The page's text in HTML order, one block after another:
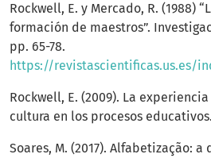
Rockwell, E. y Mercado, R. (1988)
formación de maestros”.
pp. 65-78.
https://revistascientificas.us.es/
Rockwell, E. (2009). La
cultura en los procesos
Soares, M. (2017). Alfabetização: